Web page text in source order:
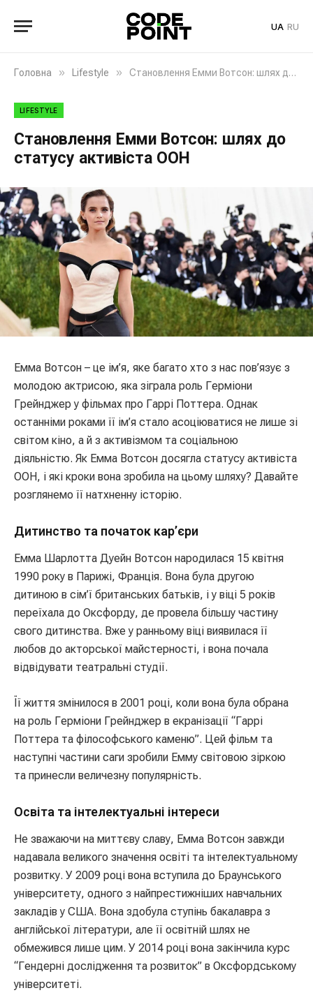
UA RU
Головна » Lifestyle » Становлення Емми Вотсон: шлях до статусу активіста ООН
LIFESTYLE
Становлення Емми Вотсон: шлях до
статусу активіста ООН
Емма Вотсон – це ім’я, яке багато хто з нас пов’язує з
молодою актрисою, яка зіграла роль Герміони
Грейнджер у фільмах про Гаррі Поттера. Однак
останніми роками її ім’я стало асоціюватися не лише зі
світом кіно, а й з активізмом та соціальною
діяльністю. Як Емма Вотсон досягла статусу активіста
ООН, і які кроки вона зробила на цьому шляху? Давайте
розглянемо її натхненну історію.
Дитинство та початок кар’єри
Емма Шарлотта Дуейн Вотсон народилася 15 квітня
1990 року в Парижі, Франція. Вона була другою
дитиною в сім’ї британських батьків, і у віці 5 років
переїхала до Оксфорду, де провела більшу частину
свого дитинства. Вже у ранньому віці виявилася її
любов до акторської майстерності, і вона почала
відвідувати театральні студії.
Її життя змінилося в 2001 році, коли вона була обрана
на роль Герміони Грейнджер в екранізації “Гаррі
Поттера та філософського каменю”. Цей фільм та
наступні частини саги зробили Емму світовою зіркою
та принесли величезну популярність.
Освіта та інтелектуальні інтереси
Не зважаючи на миттєву славу, Емма Вотсон завжди
надавала великого значення освіті та інтелектуальному
розвитку. У 2009 році вона вступила до Браунського
університету, одного з найпрестижніших навчальних
закладів у США. Вона здобула ступінь бакалавра з
англійської літератури, але її освітній шлях не
обмежився лише цим. У 2014 році вона закінчила курс
“Гендерні дослідження та розвиток” в Оксфордському
університеті.